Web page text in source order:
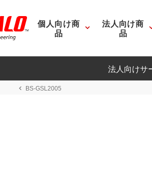
個人向け商
品
法人向け商
品
法人向けサ
BS-GSL2005